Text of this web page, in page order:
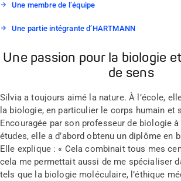
Une membre de l’équipe
Une partie intégrante d’HARTMANN
Une passion pour la biologie
de sens
Silvia a toujours aimé la nature. À l’école,
la biologie, en particulier le corps humain et
Encouragée par son professeur de biologie
études, elle a d’abord obtenu un diplôme en
Elle explique : « Cela combinait tous mes
cela me permettait aussi de me spécialiser
tels que la biologie moléculaire, l’éthique